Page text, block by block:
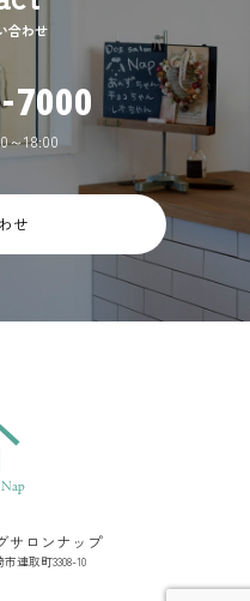
合わせ
7000
～18:00
せ
サロンナップ
連取町3308-10